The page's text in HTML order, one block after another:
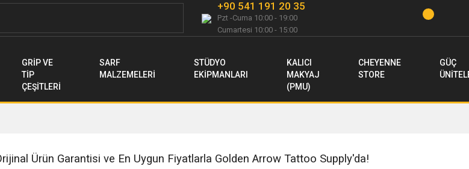
+90 541 191 20 35
Pzt -Cuma 10:00 - 19:00
Cumartesi 10:00 - 15:00
GRİP VE
TİP
ÇEŞİTLERİ
SARF
MALZEMELERİ
STÜDYO
EKİPMANLARI
KALICI
MAKYAJ
(PMU)
CHEYENNE
STORE
GÜÇ
Ürün Garantisi ve En Uygun Fiyatlarla Golden Arrow Tattoo Supply'da!